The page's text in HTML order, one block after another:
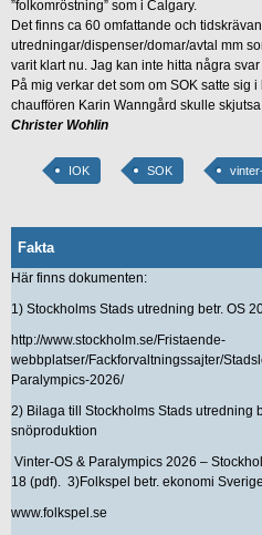
”folkomröstning” som i Calgary.
Det finns ca 60 omfattande och
utredningar/dispenser/domar/avtal mm
varit klart nu. Jag kan inte hitta några
På mig verkar det som om SOK satte sig
chauffören Karin Wanngård skulle
Christer Wohlin
IOK SOK
Fakta
Här finns dokumenten:
1) Stockholms Stads utredning betr. OS
http://www.stockholm.se/Fristaende-
webbplatser/Fackforvaltningssajter/
Paralympics-2026/
2) Bilaga till Stockholms Stads utredning
snöproduktion
Vinter-OS & Paralympics 2026 –
18 (pdf). 3)Folkspel betr. ekonomi
www.folkspel.se